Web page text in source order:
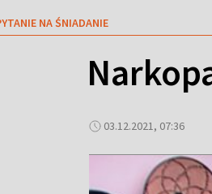
NA ŚNIADANIE
03.12.2021, 07:36